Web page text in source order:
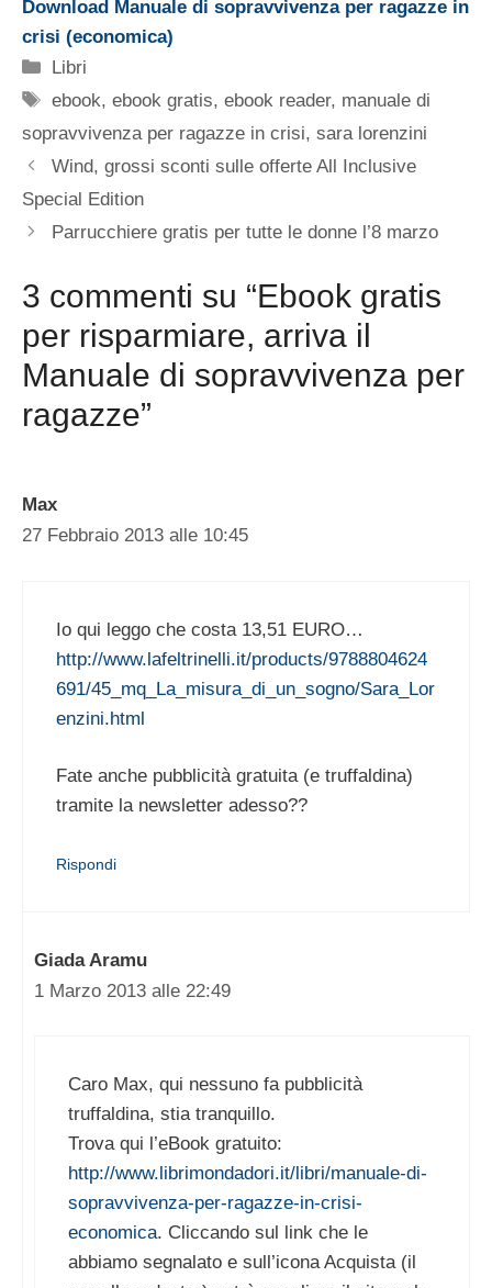
Download Manuale di sopravvivenza per ragazze in
crisi (economica)
Categorie
Libri
Tag
ebook,ebook gratis,ebook reader, manuale di
sopravvivenza per ragazze in crisi, sara lorenzini
Wind, grossi sconti sulle offerte All Inclusive
Special Edition
Parrucchiere gratis per tutte le donne l’8 marzo
3 commenti su “Ebook gratis
per risparmiare, arriva il
Manuale di sopravvivenza per
ragazze”
Max
27 Febbraio 2013 alle 10:45
Io qui leggo che costa 13,51 EURO…
http://www.lafeltrinelli.it/products/9788804624
691/45_mq_La_misura_di_un_sogno/Sara_Lor
enzini.html
Fate anche pubblicità gratuita (e truffaldina)
tramite la newsletter adesso??
Rispondi
Giada Aramu
1 Marzo 2013 alle 22:49
Caro Max, qui nessuno fa pubblicità
truffaldina, stia tranquillo.
Trova qui l’eBook gratuito:
http://www.librimondadori.it/libri/manuale-di-
sopravvivenza-per-ragazze-in-crisi-
economica. Cliccando sul link che le
abbiamo segnalato e sull’icona Acquista (il